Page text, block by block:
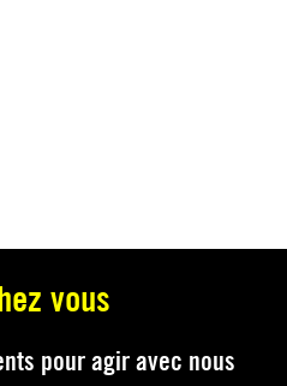
vous
pour agir avec nous